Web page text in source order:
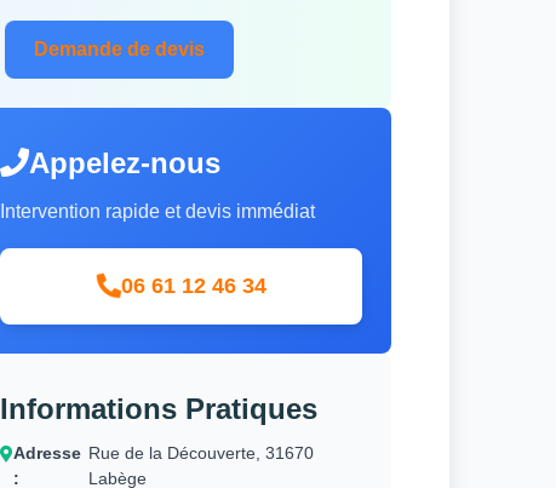
Demande de devis
Appelez-nous
Intervention rapide et devis immédiat
06 61 12 46 34
Informations Pratiques
Adresse
:
Rue de la Découverte, 31670
Labège